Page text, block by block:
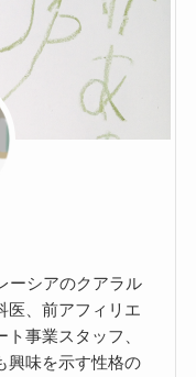
ーシアのクアラル
医、前アフィリエ
事業スタッフ、
興味を示す性格の